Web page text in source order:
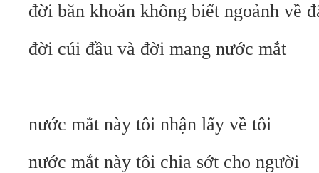
đời băn khoăn không biết ngoảnh về
đời cúi đầu và đời mang nước mắt
nước mắt này tôi nhận lấy về tôi
nước mắt này tôi chia sớt cho người